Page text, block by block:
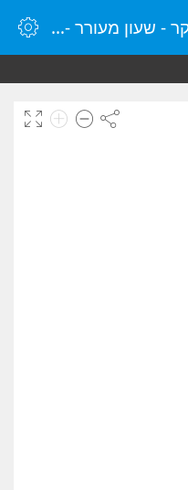
קבע השכמה 08:29 בבוקר - שעון מעורר - שעון מעורר מקוון - שעון מעורר במחשב